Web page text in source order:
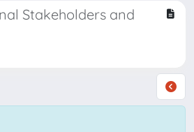
Stakeholders and